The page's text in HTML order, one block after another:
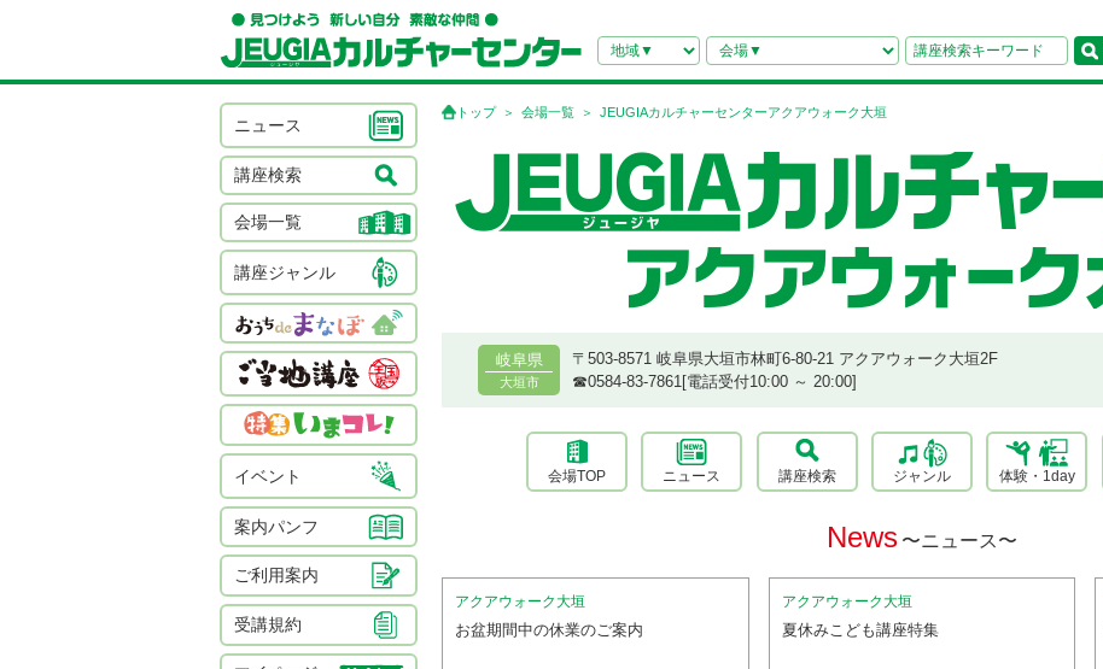
ニュース
講座検索
会場一覧
講座ジャンル
イベント
案内パンフ
ご利用案内
受講規約
トップ 会場一覧 JEUGIAカルチャーセンターアクアウォーク大垣
岐阜県
大垣市
〒503-8571 岐阜県大垣市林町6-80-21 アクアウォーク大垣2F
☎︎0584-83-7861[電話受付10:00 ～ 20:00]
会場TOP ニュース 講座検索 ジャンル 体験・1day
News 〜ニュース〜
アクアウォーク大垣
お盆期間中の休業のご案内
アクアウォーク大垣
夏休みこども講座特集